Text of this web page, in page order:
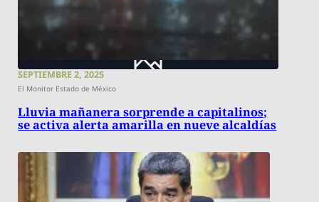
SEPTIEMBRE 2, 2025
El Monitor Estado de México
Lluvia mañanera sorprende a capitalinos;
se activa alerta amarilla en nueve alcaldías